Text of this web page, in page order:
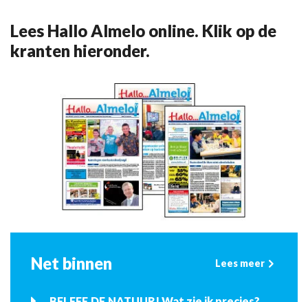
Lees Hallo Almelo online. Klik op de
kranten hieronder.
Net binnen Lees meer